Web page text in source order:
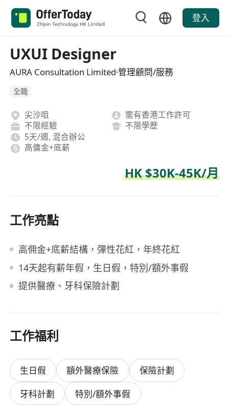
登入
UXUI Designer
AURA Consultation Limited·管理顧問/服務
全職
尖沙咀
需有香港工作許可
不限經驗
不限學歷
5天/週, 混合辦公
高傭金+底薪
HK $30K-45K/月
工作亮點
高佣金+底薪結構，彈性花紅，年終花紅
14天起有薪年假，生日假，特別/額外事假
提供醫療、牙科保險計劃
工作福利
生日假 額外醫療保險
保險計劃
牙科計劃
特別/額外事假